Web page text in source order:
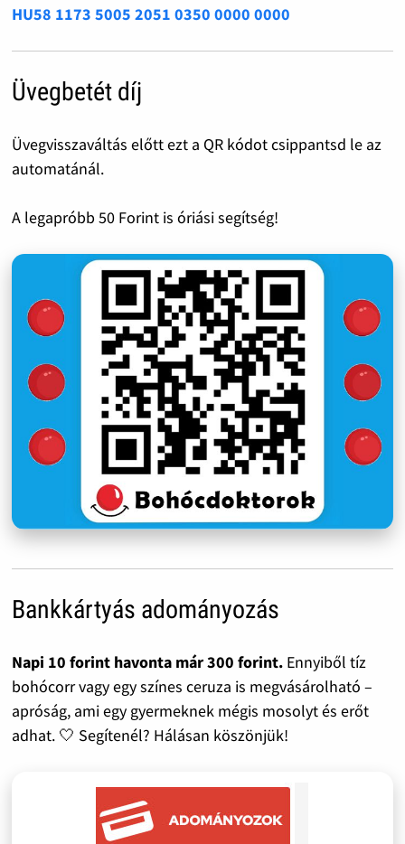
HU58 1173 5005 2051 0350 0000 0000
Üvegbetét díj
Üvegvisszaváltás előtt ezt a QR kódot csippantsd le az
automatánál.
A legapróbb 50 Forint is óriási segítség!
Bankkártyás adományozás
Napi 10 forint havonta már 300 forint.Ennyiből tíz
bohócorr vagy egy színes ceruza is megvásárolható –
apróság, ami egy gyermeknek mégis mosolyt és erőt
adhat. 🤍 Segítenél? Hálásan köszönjük!